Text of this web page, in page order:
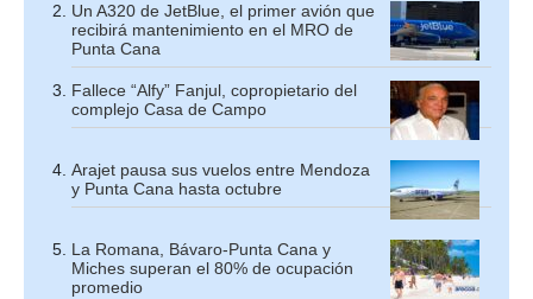
Un A320 de JetBlue, el primer avión que
recibirá mantenimiento en el MRO de
Punta Cana
Fallece “Alfy” Fanjul, copropietario del
complejo Casa de Campo
Arajet pausa sus vuelos entre Mendoza
y Punta Cana hasta octubre
La Romana, Bávaro-Punta Cana y
Miches superan el 80% de ocupación
promedio